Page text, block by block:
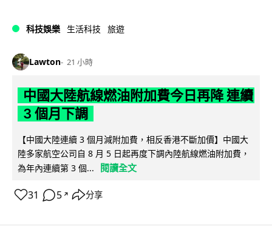
科技娛樂 生活科技 旅遊
Lawton 21 小時
中國大陸航線燃油附加費今日再降 連續
3 個月下調
【中國大陸連續 3 個月減附加費，相反香港不斷加價】中國大
陸多家航空公司自 8 月 5 日起再度下調內陸航線燃油附加費，
為年內連續第 3 個...
閱讀全文
31 5 ↗ 分享